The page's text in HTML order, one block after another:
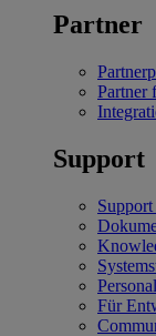
Partner
Partner
Support
Für